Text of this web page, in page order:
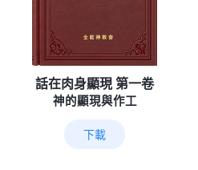
話在肉身顯現 第一卷
神的顯現與作工
下載